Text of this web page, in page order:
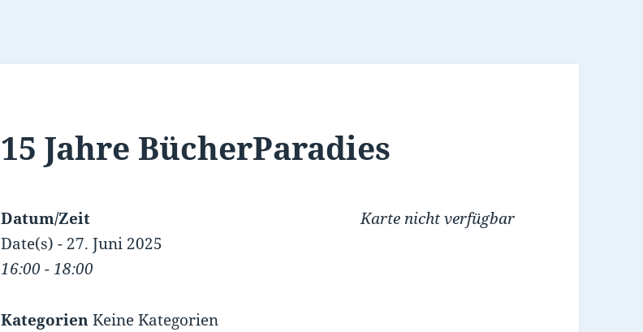
15 Jahre BücherParadies
Karte nicht verfügbar
Datum/Zeit
Date(s) - 27. Juni 2025
16:00 - 18:00
KategorienKeine Kategorien